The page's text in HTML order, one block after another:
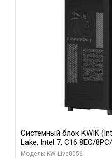
Системный блок KWIK
Lake, Intel 7, C16 8EC/
Palit RTX5080 INFINITY 3
Модель: KW-Live0056